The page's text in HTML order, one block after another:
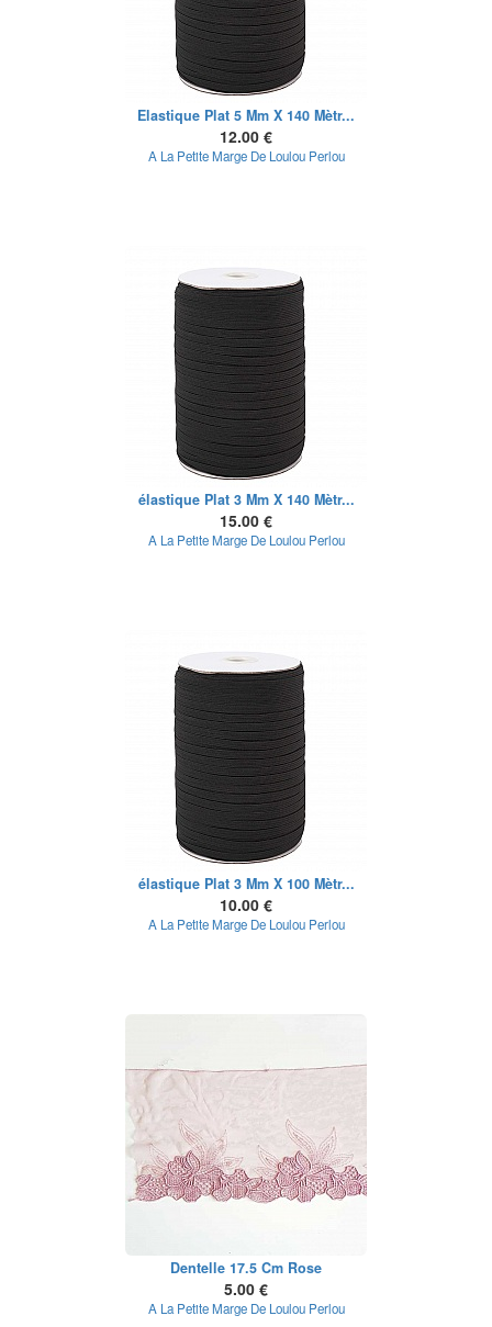
Elastique Plat 5 Mm X 140 Mètr...
12.00 €
A La Petite Marge De Loulou Perlou
élastique Plat 3 Mm X 140 Mètr...
15.00 €
A La Petite Marge De Loulou Perlou
élastique Plat 3 Mm X 100 Mètr...
10.00 €
A La Petite Marge De Loulou Perlou
Dentelle 17.5 Cm Rose
5.00 €
A La Petite Marge De Loulou Perlou